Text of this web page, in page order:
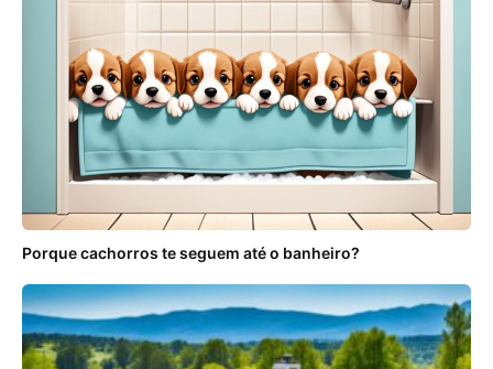
Porque cachorros te seguem até o banheiro?